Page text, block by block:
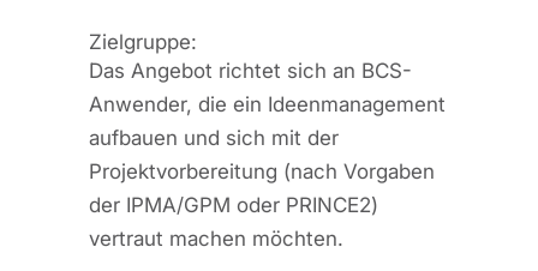
Zielgruppe:
Das Angebot richtet sich an BCS-
Anwender, die ein Ideenmanagement
aufbauen und sich mit der
Projektvorbereitung (nach Vorgaben
der IPMA/GPM oder PRINCE2)
vertraut machen möchten.